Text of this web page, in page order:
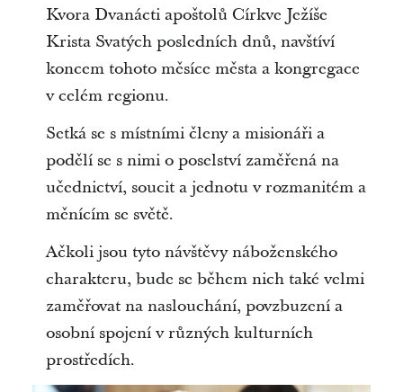
Kvora Dvanácti apoštolů Církve Ježíše
Krista Svatých posledních dnů, navštíví
koncem tohoto měsíce města a kongregace
v celém regionu.
Setká se s místními členy a misionáři a
podělí se s nimi o poselství zaměřená na
učednictví, soucit a jednotu v rozmanitém a
měnícím se světě.
Ačkoli jsou tyto návštěvy náboženského
charakteru, bude se během nich také velmi
zaměřovat na naslouchání, povzbuzení a
osobní spojení v různých kulturních
prostředích.